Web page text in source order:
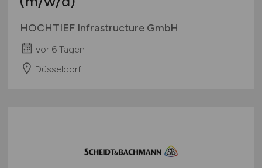
HOCHTIEF Infrastructure GmbH
vor 6 Tagen
Düsseldorf